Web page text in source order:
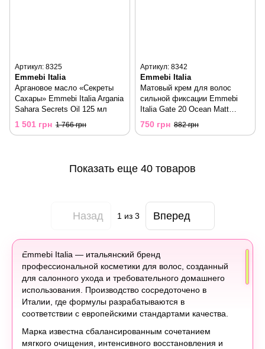
Артикул: 8325
Emmebi Italia
Аргановое масло «Секреты
Сахары» Emmebi Italia Argania
Sahara Secrets Oil 125 мл
1 501 грн 1 766 грн
Артикул: 8342
Emmebi Italia
Матовый крем для волос
сильной фиксации Emmebi
Italia Gate 20 Ocean Matt
Cream Strong 100 мл
750 грн 882 грн
Показать еще 40 товаров
Назад 1 из 3 Вперед
Emmebi Italia — итальянский бренд
профессиональной косметики для волос, созданный
для салонного ухода и требовательного домашнего
использования. Производство сосредоточено в
Италии, где формулы разрабатываются в
соответствии с европейскими стандартами качества.
Марка известна сбалансированным сочетанием
мягкого очищения, интенсивного восстановления и